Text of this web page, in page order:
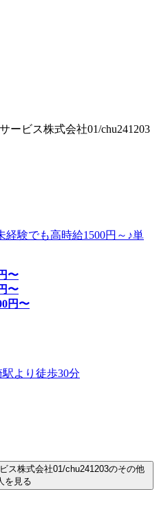
ービス株式会社01/chu241203
験でも高時給1500円～♪単
〜
〜
円〜
より徒歩30分
ス株式会社01/chu241203のその他
を見る